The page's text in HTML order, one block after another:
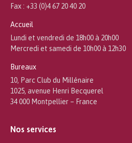
Fax : +33 (0)4 67 20 40 20
Accueil
Lundi et vendredi de 18h00 à 20h00
Mercredi et samedi de 10h00 à 12h30
Bureaux
10, Parc Club du Millénaire
1025, avenue Henri Becquerel
34 000 Montpellier – France
Nos services